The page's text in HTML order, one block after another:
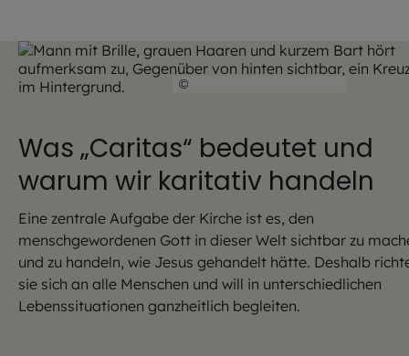
©
Was „Caritas“ bedeutet und
warum wir karitativ handeln
Eine zentrale Aufgabe der Kirche ist es, den
menschgewordenen Gott in dieser Welt sichtbar zu
und zu handeln, wie Jesus gehandelt hätte. Deshalb
sie sich an alle Menschen und will in unterschiedlichen
Lebenssituationen ganzheitlich begleiten.